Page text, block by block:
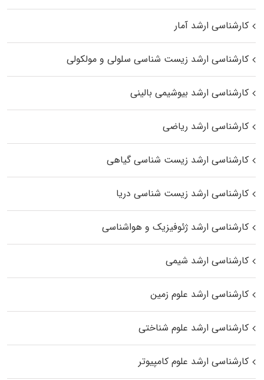
کارشناسی ارشد آمار
کارشناسی ارشد زیست شناسی سلولی و مولکولی
کارشناسی ارشد بیوشیمی بالینی
کارشناسی ارشد ریاضی
کارشناسی ارشد زیست‌ شناسی گیاهی
کارشناسی ارشد زیست‌ شناسی دریا
کارشناسی ارشد ژئوفیزیک و هواشناسی
کارشناسی ارشد شیمی
کارشناسی ارشد علوم زمین
کارشناسی ارشد علوم شناختی
کارشناسی ارشد علوم کامپیوتر